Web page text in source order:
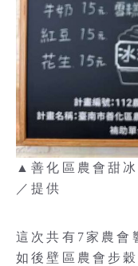
▲善化區農會甜
／提供
這次共有7家農會
如後壁區農會步